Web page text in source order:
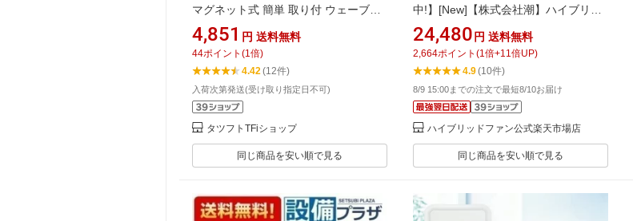
マグネット式 簡単 取り付 ウェーブル
ーバー 幅調整可能 日除け 雪除け 節電
電力削減 省エネ エコ 効果 保護カバー
直射日光 太陽熱 カット 冷却 汚れ防止
工具不要 SLK85
4,851 円 送料無料
44ポイント (1倍)
4.42(12件)
入荷次第発送(受け取り指定日不可)
タツフトTFiショップ
同じ商品を安い順で見る
中!】[New]【株式会社潮】ハイブリッ
ドファン HBF-FA1（ファースト）
C/W（ハーフクリアー）2026年最新版
／ 業務用エアコンの直撃風対策
24,480 円 送料無料
2,664ポイント (1倍+11倍UP)
4.9(10件)
8/9 15:00までの注文で最短8/10お届け
ハイブリッドファン公式楽天市場店
同じ商品を安い順で見る